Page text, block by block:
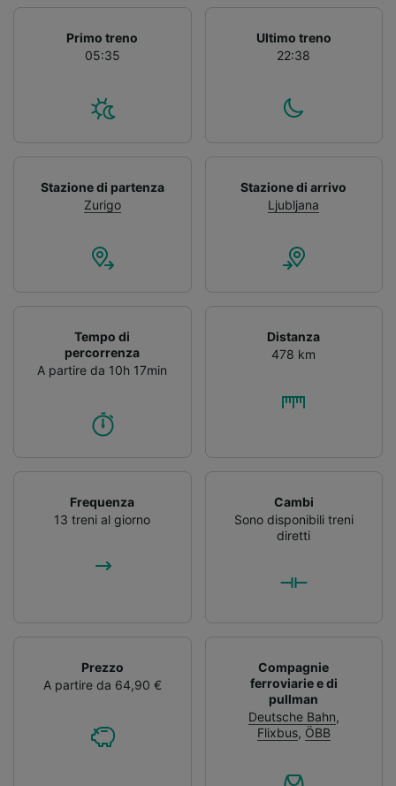
Primo treno
05:35
Ultimo treno
22:38
Stazione di partenza
Zurigo
Stazione di arrivo
Ljubljana
Tempo di
percorrenza
A partire da 10h 17min
Distanza
478 km
Frequenza
13 treni al giorno
Cambi
Sono disponibili treni
diretti
Prezzo
A partire da 64,90 €
Compagnie
ferroviarie e di
pullman
Deutsche Bahn,
Flixbus, ÖBB